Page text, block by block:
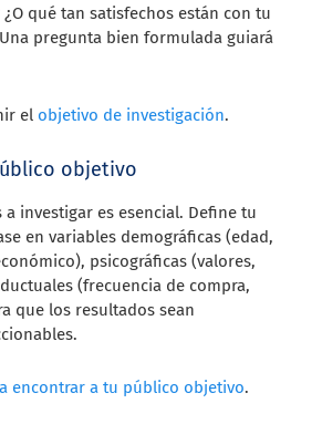
qué tan satisfechos están con tu
pregunta bien formulada guiará
el objetivo de investigación.
objetivo
a investigar es esencial. Define tu
en variables demográficas (edad,
psicográficas (valores,
(frecuencia de compra,
que los resultados sean
encontrar a tu público objetivo.